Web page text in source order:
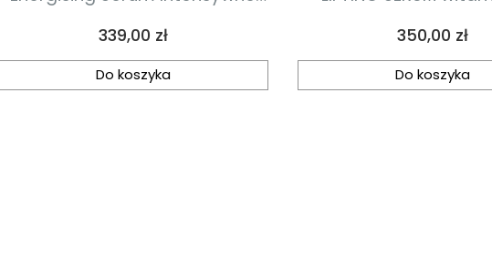
spiruliną 30 ml
Cena
339,00 zł
Do koszyka
kompleksem
30ml
Cena
350,00 zł
Do koszyka